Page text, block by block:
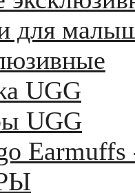
для
UGG
UGG